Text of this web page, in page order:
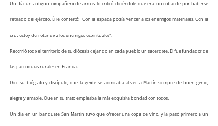
Un día un antiguo compañero de armas lo criticó diciéndole que era un cobarde por haberse
retirado del ejército. Él le contestó: "Con la espada podía vencer a los enemigos materiales. Con la
cruz estoy derrotando a los enemigos espirituales".
Recorrió todo el territorio de su diócesis dejando en cada pueblo un sacerdote. Él fue fundador de
las parroquias rurales en Francia.
Dice su biógrafo y discípulo, que la gente se admiraba al ver a Martín siempre de buen genio,
alegre y amable. Que en su trato empleaba la más exquisita bondad con todos.
Un día en un banquete San Martín tuvo que ofrecer una copa de vino, y la pasó primero a un